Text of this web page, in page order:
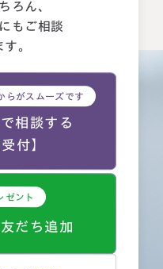
ろん、
もご相談
。
らがスムーズです
相談する
付】
ゼント
だち追加